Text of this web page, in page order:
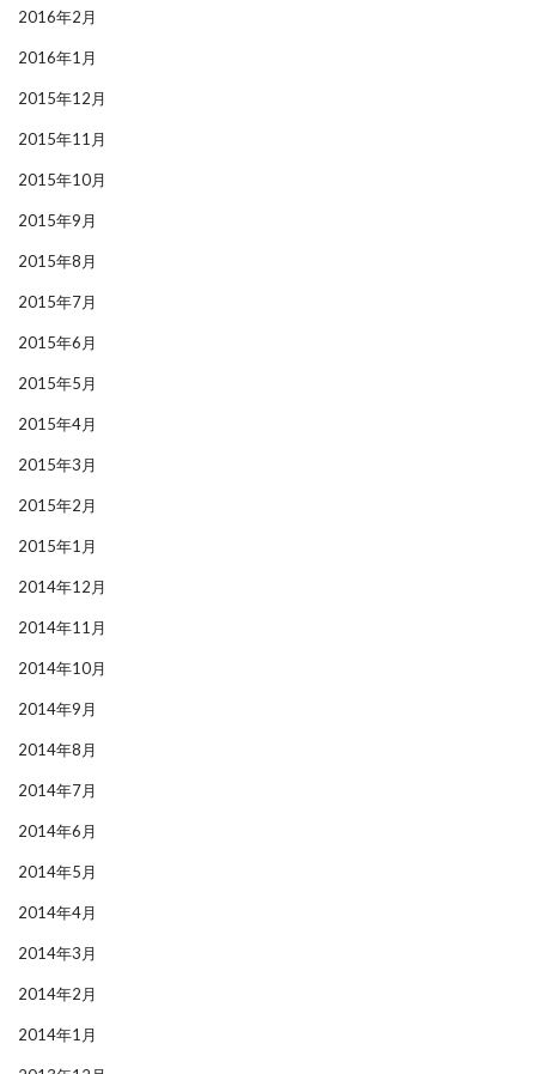
2016年2月
2016年1月
2015年12月
2015年11月
2015年10月
2015年9月
2015年8月
2015年7月
2015年6月
2015年5月
2015年4月
2015年3月
2015年2月
2015年1月
2014年12月
2014年11月
2014年10月
2014年9月
2014年8月
2014年7月
2014年6月
2014年5月
2014年4月
2014年3月
2014年2月
2014年1月